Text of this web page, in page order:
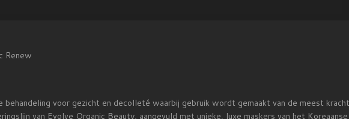
Renew
behandeling voor gezicht en decolleté waarbij gebruik wordt gemaakt van de meest
van Evolve Organic Beauty, aangevuld met unieke, luxe maskers van het